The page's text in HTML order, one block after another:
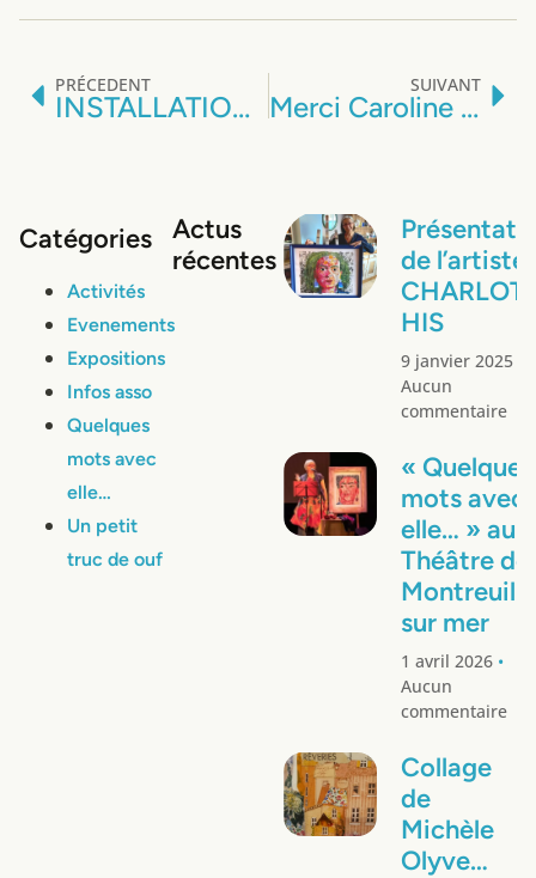
PRÉCEDENT
INSTALLATION de l’Exposition « COULEURS »
SUIVANT
Merci Caroline Fauquembert du Journal de Montreuil et Nord Littoral
Catégories
Activités
Evenements
Expositions
Infos asso
Quelques
mots avec
elle…
Un petit
truc de ouf
Actus
récentes
de l’artiste
HIS
9 janvier 2025
Aucun
commentaire
« Quelques
mots avec
elle… » au
Théâtre de
Montreuil
sur mer
1 avril 2026
Aucun
commentaire
Collage
de
Michèle
Olyve…